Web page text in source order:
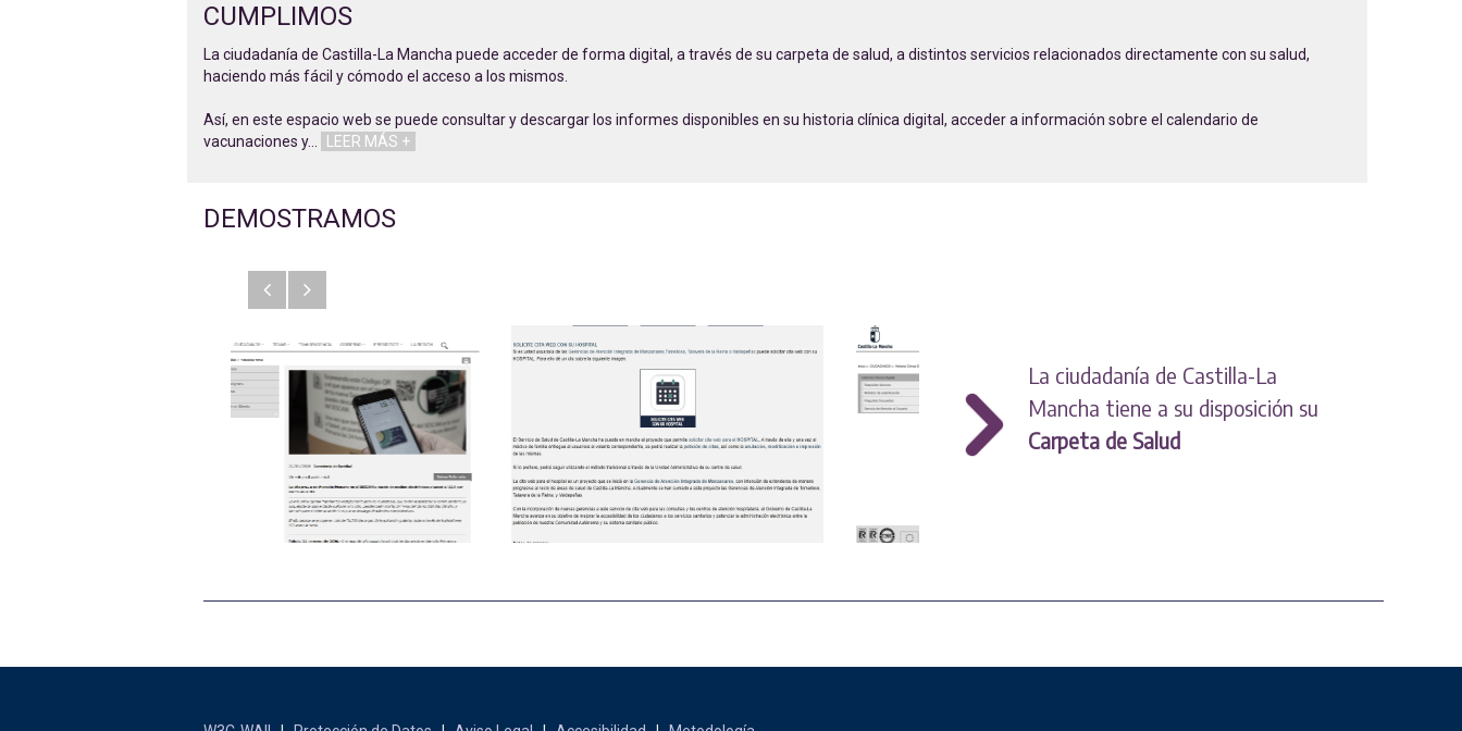
CUMPLIMOS
La ciudadanía de Castilla-La Mancha puede acceder de forma digital, a través de su carpeta de salud, a distintos servicios relacionados directamente con su salud,
haciendo más fácil y cómodo el acceso a los mismos.
Así, en este espacio web se puede consultar y descargar los informes disponibles en su historia clínica digital, acceder a información sobre el calendario de
vacunaciones y… LEER MÁS +
DEMOSTRAMOS
AnteriorSiguiente
La ciudadanía de Castilla-La
Mancha tiene a su disposición su
Carpeta de Salud